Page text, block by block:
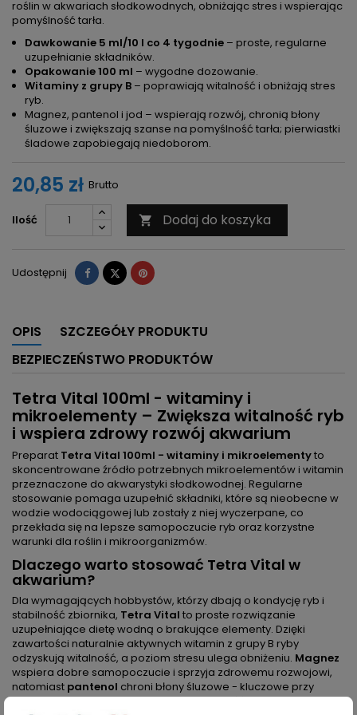
roślin w akwariach słodkowodnych, obniżając stres i wspierając
pomyślność tarła.
Dawkowanie 5 ml/10 l co 4 tygodnie – proste, regularne
uzupełnianie składników.
Opakowanie 100 ml – wygodne dozowanie.
Witaminy z grupy B – poprawiają witalność i obniżają stres
ryb.
Magnez, pantenol i jod – wspierają rozwój, chronią błony
śluzowe i zwiększają szanse na pomyślność tarła; pierwiastki
śladowe zapobiegają niedoborom.
20,85 zł Brutto
Ilość  Dodaj do koszyka
Udostępnij Udostępnij
TweetujPinterest
OPIS
SZCZEGÓŁY PRODUKTU
BEZPIECZEŃSTWO PRODUKTÓW
Tetra Vital 100ml - witaminy i
mikroelementy – Zwiększa witalność ryb
i wspiera zdrowy rozwój akwarium
Preparat Tetra Vital 100ml - witaminy i mikroelementyto
skoncentrowane źródło potrzebnych mikroelementów i witamin
przeznaczone do akwarystyki słodkowodnej. Regularne
stosowanie pomaga uzupełnić składniki, które są nieobecne w
wodzie wodociągowej lub zostały z niej wyczerpane, co
przekłada się na lepsze samopoczucie ryb oraz korzystne
warunki dla roślin i mikroorganizmów.
Dlaczego warto stosować Tetra Vital w
akwarium?
Dla wymagających hobbystów, którzy dbają o kondycję ryb i
stabilność zbiornika, Tetra Vital to proste rozwiązanie
uzupełniające dietę wodną o brakujące elementy. Dzięki
zawartości naturalnie aktywnych witamin z grupy B ryby
odzyskują witalność, a poziom stresu ulega obniżeniu. Magnez
wspiera dobre samopoczucie i sprzyja zdrowemu rozwojowi,
natomiast pantenol chroni błony śluzowe - kluczowe przy
rekonwalescencji i po zabiegach. Obecnośćjodupomaga